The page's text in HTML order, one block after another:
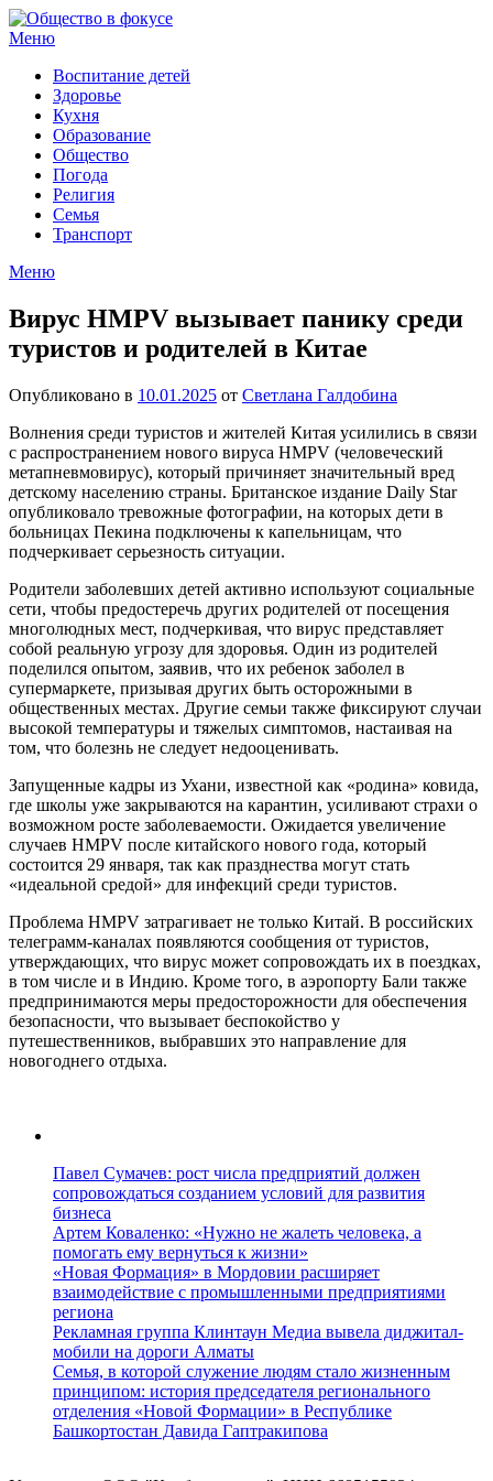
Перейти
к
Меню
Воспитание детей
Здоровье
Кухня
Образование
Общество
Погода
Религия
Семья
Транспорт
Меню
Вирус HMPV вызывает панику среди
туристов и родителей в Китае
Опубликовано в 10.01.2025 от Светлана Галдобина
Волнения среди туристов и жителей Китая усилились в связи
с распространением нового вируса HMPV (человеческий
метапневмовирус), который причиняет значительный вред
детскому населению страны. Британское издание Daily Star
опубликовало тревожные фотографии, на которых дети в
больницах Пекина подключены к капельницам, что
подчеркивает серьезность ситуации.
Родители заболевших детей активно используют социальные
сети, чтобы предостеречь других родителей от посещения
многолюдных мест, подчеркивая, что вирус представляет
собой реальную угрозу для здоровья. Один из родителей
поделился опытом, заявив, что их ребенок заболел в
супермаркете, призывая других быть осторожными в
общественных местах. Другие семьи также фиксируют случаи
высокой температуры и тяжелых симптомов, настаивая на
том, что болезнь не следует недооценивать.
Запущенные кадры из Ухани, известной как «родина» ковида,
где школы уже закрываются на карантин, усиливают страхи о
возможном росте заболеваемости. Ожидается увеличение
случаев HMPV после китайского нового года, который
состоится 29 января, так как празднества могут стать
«идеальной средой» для инфекций среди туристов.
Проблема HMPV затрагивает не только Китай. В российских
телеграмм-каналах появляются сообщения от туристов,
утверждающих, что вирус может сопровождать их в поездках,
в том числе и в Индию. Кроме того, в аэропорту Бали также
предпринимаются меры предосторожности для обеспечения
безопасности, что вызывает беспокойство у
путешественников, выбравших это направление для
новогоднего отдыха.
Павел Сумачев: рост числа предприятий должен
сопровождаться созданием условий для развития
бизнеса
Артем Коваленко: «Нужно не жалеть человека, а
помогать ему вернуться к жизни»
«Новая Формация» в Мордовии расширяет
взаимодействие с промышленными предприятиями
региона
Рекламная группа Клинтаун Медиа вывела диджитал-
мобили на дороги Алматы
Семья, в которой служение людям стало жизненным
принципом: история председателя регионального
отделения «Новой Формации» в Республике
Башкортостан Давида Гаптракипова